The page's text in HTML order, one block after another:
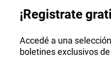
¡Registrate
Accedé a una
boletines exclusivos